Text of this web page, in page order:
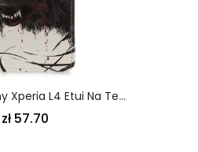
Obudowa Sony Xperia L4 Etui Na Telefon Głodny Wilk
zł 57.70